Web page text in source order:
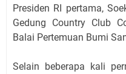
Presiden RI pertama,
Gedung Country Club
Balai Pertemuan Bumi
Selain beberapa kali